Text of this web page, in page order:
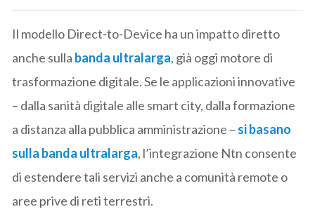
Il modello Direct-to-Device ha un impatto diretto
anche sulla banda ultralarga, già oggi motore di
trasformazione digitale. Se le applicazioni innovative
– dalla sanità digitale alle smart city, dalla formazione
a distanza alla pubblica amministrazione – si basano
sulla banda ultralarga, l’integrazione Ntn consente
di estendere tali servizi anche a comunità remote o
aree prive di reti terrestri.